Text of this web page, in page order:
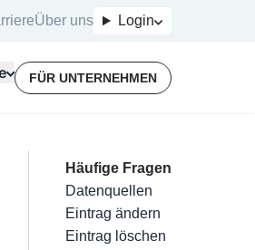
Über uns Login
Für Unternehmer
Terminbuchung
Kostenlose Beratung
Mein Firmeneintrag
Eintrag hinzufügen
Eintrag beanspruchen
Eintrag verwalten
Häufige Fragen
Datenquellen
Eintrag ändern
Eintrag löschen
FÜR UNTERNEHMEN